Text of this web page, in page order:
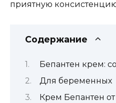
приятную
Содержание
Бепантен крем:
Для беременных
Крем Бепантен